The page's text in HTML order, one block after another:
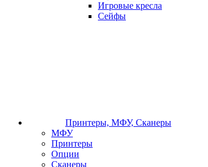
Игровые кресла
Сейфы
Принтеры, МФУ, Сканеры
МФУ
Принтеры
Опции
Сканеры